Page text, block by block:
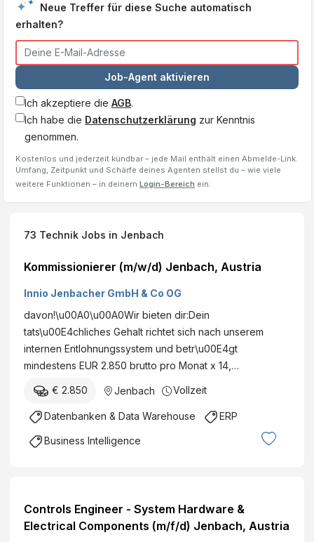
Neue Treffer für diese Suche automatisch
erhalten?
Job-Agent aktivieren
Ich akzeptiere die AGB.
Ich habe die Datenschutzerklärung zur Kenntnis
genommen.
Kostenlos und jederzeit kündbar – jede Mail enthält einen Abmelde-Link.
Umfang, Zeitpunkt und Schärfe deines Agenten stellst du – wie viele
weitere Funktionen – in deinem Login-Bereich ein.
73 Technik Jobs in Jenbach
Kommissionierer (m/w/d) Jenbach, Austria
Innio Jenbacher GmbH & Co OG
davon!\u00A0\u00A0Wir bieten dir:Dein
tats\u00E4chliches Gehalt richtet sich nach unserem
internen Entlohnungssystem und betr\u00E4gt
mindestens EUR 2.850 brutto pro Monat x 14,…
€ 2.850 Jenbach Vollzeit
Datenbanken & Data Warehouse ERP
Business Intelligence
Controls Engineer - System Hardware &
Electrical Components (m/f/d) Jenbach, Austria